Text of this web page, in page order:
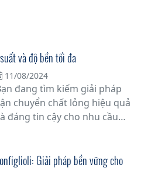
linh hoạt và chính xác,
tần 3 pha không chỉ giúp
ưu hóa hiệu suất hoạt động
còn tiết kiệm năng lượng
kể.
và độ bền tối đa
11/08/2024
đang tìm kiếm giải pháp
chuyển chất lỏng hiệu quả
đáng tin cậy cho nhu cầu
đa dạng và tiên tiến cho
Giải pháp bền vững cho